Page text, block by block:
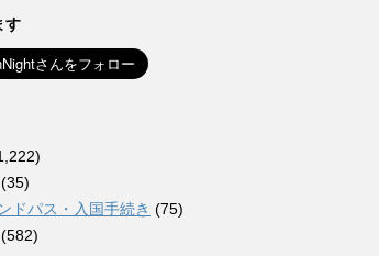
す
(35)
ドパス・入国手続き (75)
(582)